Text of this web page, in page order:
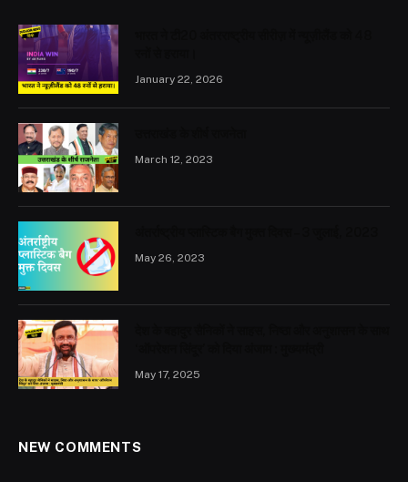
January 22, 2026
March 12, 2023
May 26, 2023
May 17, 2025
NEW COMMENTS